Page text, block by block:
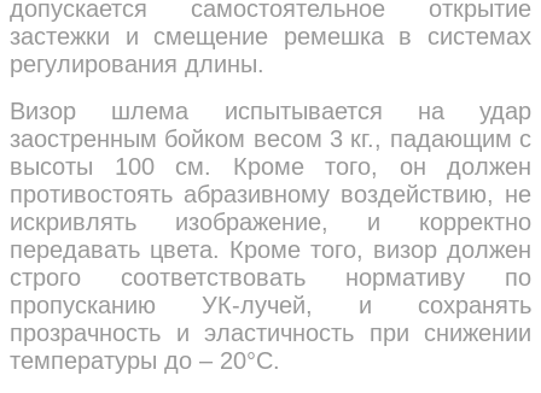
допускается самостоятельное открытие
застежки и смещение ремешка в системах
регулирования длины.
Визор шлема испытывается на удар
заостренным бойком весом 3 кг., падающим с
высоты 100 см. Кроме того, он должен
противостоять абразивному воздействию, не
искривлять изображение, и корректно
передавать цвета. Кроме того, визор должен
строго соответствовать нормативу по
пропусканию УК-лучей, и сохранять
прозрачность и эластичность при снижении
температуры до – 20°C.